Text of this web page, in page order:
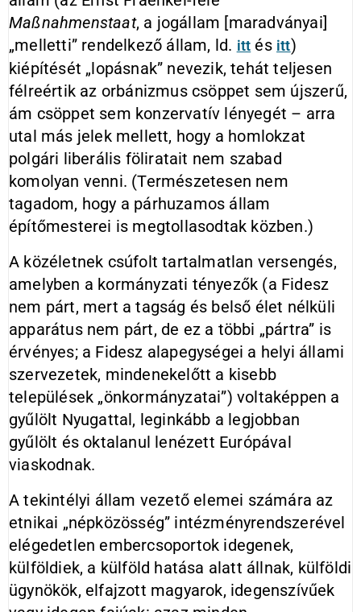
Maßnahmenstaat, a jogállam [maradványai]
„melletti” rendelkező állam, ld. itt és itt)
kiépítését „lopásnak” nevezik, tehát teljesen
félreértik az orbánizmus csöppet sem újszerű,
ám csöppet sem konzervatív lényegét – arra
utal más jelek mellett, hogy a homlokzat
polgári liberális föliratait nem szabad
komolyan venni. (Természetesen nem
tagadom, hogy a párhuzamos állam
építőmesterei is megtollasodtak közben.)
A közéletnek csúfolt tartalmatlan versengés,
amelyben a kormányzati tényezők (a Fidesz
nem párt, mert a tagság és belső élet nélküli
apparátus nem párt, de ez a többi „pártra” is
érvényes; a Fidesz alapegységei a helyi állami
szervezetek, mindenekelőtt a kisebb
települések „önkormányzatai”) voltaképpen a
gyűlölt Nyugattal, leginkább a legjobban
gyűlölt és oktalanul lenézett Európával
viaskodnak.
A tekintélyi állam vezető elemei számára az
etnikai „népközösség” intézményrendszerével
elégedetlen embercsoportok idegenek,
külföldiek, a külföld hatása alatt állnak, külföldi
ügynökök, elfajzott magyarok, idegenszívűek